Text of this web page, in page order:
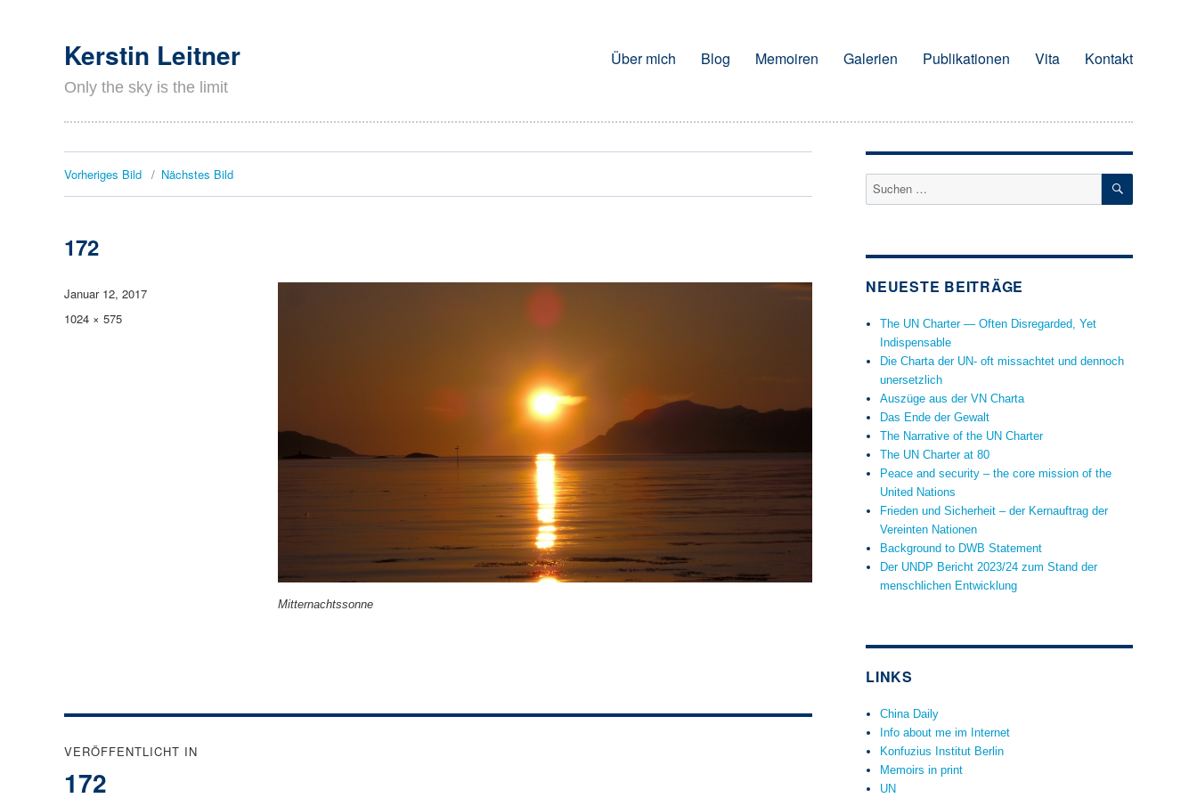
Kerstin Leitner
Only the sky is the limit
Über mich Blog Memoiren Galerien Publikationen Vita Kontakt
Vorheriges Bild Nächstes Bild
172
Mitternachtssonne
Veröffentlicht
am
Januar 12, 2017
Originalgröße
1024 × 575
VERÖFFENTLICHT IN
172
Suchen
SUCHEN
NEUESTE BEITRÄGE
The UN Charter — Often Disregarded, Yet
Indispensable
Die Charta der UN- oft missachtet und dennoch
unersetzlich
Auszüge aus der VN Charta
Das Ende der Gewalt
The Narrative of the UN Charter
The UN Charter at 80
Peace and security – the core mission of the
United Nations
Frieden und Sicherheit – der Kernauftrag der
Vereinten Nationen
Background to DWB Statement
Der UNDP Bericht 2023/24 zum Stand der
menschlichen Entwicklung
LINKS
China Daily
Info about me im Internet
Konfuzius Institut Berlin
Memoirs in print
UN